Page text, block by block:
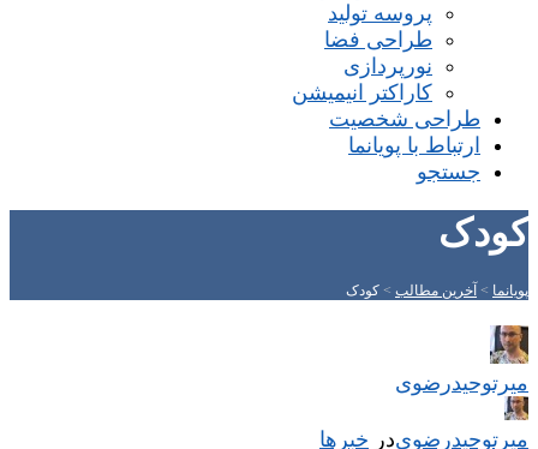
پروسه تولید
طراحی فضا
نورپردازی
کاراکتر انیمیشن
طراحی شخصیت
ارتباط با پویانما
جستجو
کودک
پویانما > آخرین مطالب > کودک
میر‌توحیدرضوی
میر‌توحیدرضویدر خبرها